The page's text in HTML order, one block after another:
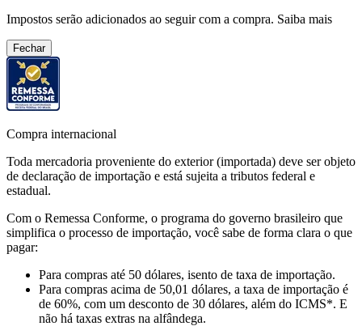
Impostos serão adicionados ao seguir com a compra. Saiba mais
Fechar
Compra internacional
Toda mercadoria proveniente do exterior (importada) deve ser objeto
de declaração de importação e está sujeita a tributos federal e
estadual.
Com o Remessa Conforme, o programa do governo brasileiro que
simplifica o processo de importação, você sabe de forma clara o que
pagar:
Para compras até 50 dólares, isento de taxa de importação.
Para compras acima de 50,01 dólares, a taxa de importação é
de 60%, com um desconto de 30 dólares, além do ICMS*. E
não há taxas extras na alfândega.